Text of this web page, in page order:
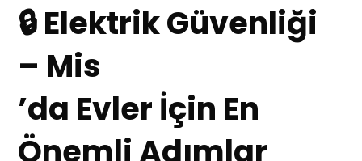
🔒 Elektrik Güvenliği
– Mis
’da Evler İçin En
Önemli Adımlar